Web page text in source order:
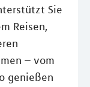
Sie
Reisen,
– vom
genießen